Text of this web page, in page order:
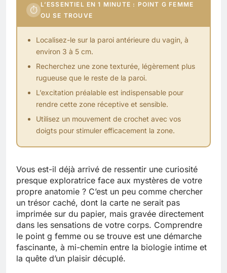
⏱
L’ESSENTIEL EN 1 MINUTE : POINT G FEMME
OU SE TROUVE
Localisez-le sur la paroi antérieure du vagin, à
environ 3 à 5 cm.
Recherchez une zone texturée, légèrement plus
rugueuse que le reste de la paroi.
L’excitation préalable est indispensable pour
rendre cette zone réceptive et sensible.
Utilisez un mouvement de crochet avec vos
doigts pour stimuler efficacement la zone.
Vous est-il déjà arrivé de ressentir une curiosité
presque exploratrice face aux mystères de votre
propre anatomie ? C’est un peu comme chercher
un trésor caché, dont la carte ne serait pas
imprimée sur du papier, mais gravée directement
dans les sensations de votre corps. Comprendre
le point g femme ou se trouve est une démarche
fascinante, à mi-chemin entre la biologie intime et
la quête d’un plaisir décuplé.